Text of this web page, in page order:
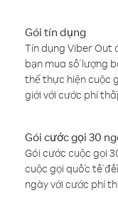
Gói tín dụng
Tín dụng Viber Out
bạn mua số lượng
thể thực hiện cuộc
giới với cước phí
Gói cước gọi 30
Gói cước cuộc gọi
cuộc gọi quốc tế
ngày với cước phí